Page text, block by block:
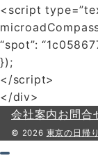
<script
“spot”:
});
</script>
</div>
会社案内お問合
© 2026 東京の日帰